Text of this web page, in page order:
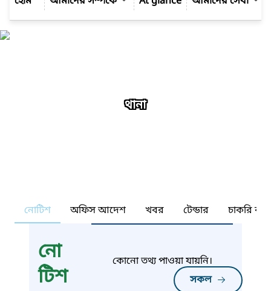
থানা
নোটিশ অফিস আদেশ খবর টেন্ডার চাকরি
নো
টিশ
সকল
কোনো তথ্য পাওয়া যায়নি।